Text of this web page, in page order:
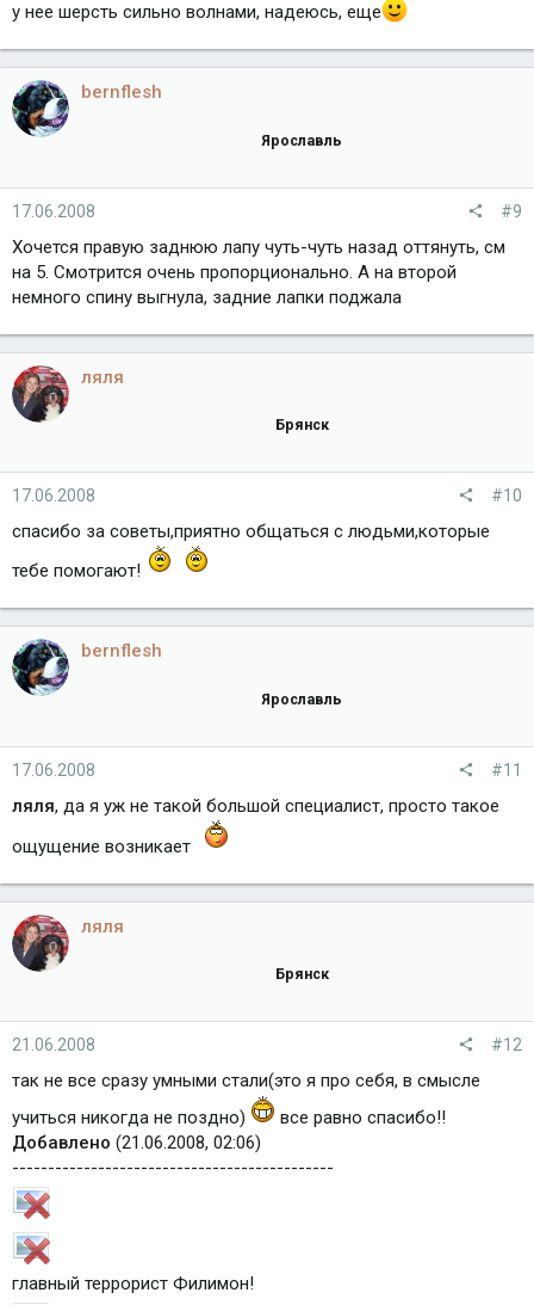
у нее шерсть сильно волнами, надеюсь, еще
bernflesh
Ярославль
17.06.2008 #9
Хочется правую заднюю лапу чуть-чуть назад оттянуть, см
на 5. Смотрится очень пропорционально. А на второй
немного спину выгнула, задние лапки поджала
ляля
Брянск
17.06.2008 #10
спасибо за советы,приятно общаться с людьми,которые
тебе помогают!
bernflesh
Ярославль
17.06.2008 #11
ляля, да я уж не такой большой специалист, просто такое
ощущение возникает
ляля
Брянск
21.06.2008 #12
так не все сразу умными стали(это я про себя, в смысле
учиться никогда не поздно)
все равно спасибо!!
Добавлено (21.06.2008, 02:06)
---------------------------------------------
главный террорист Филимон!